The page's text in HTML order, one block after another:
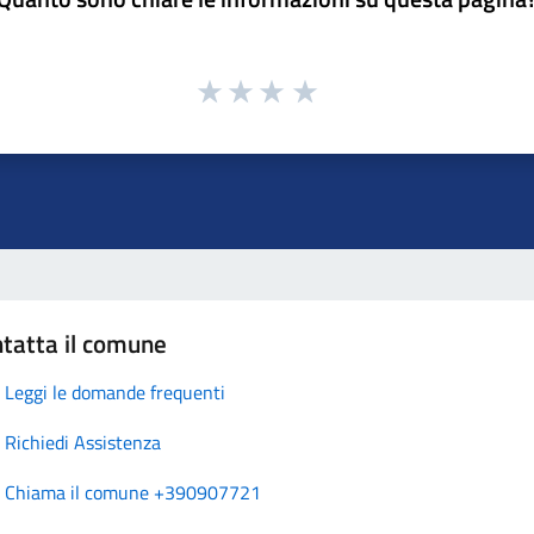
il comune
Leggi le domande frequenti
Richiedi Assistenza
Chiama il comune +390907721